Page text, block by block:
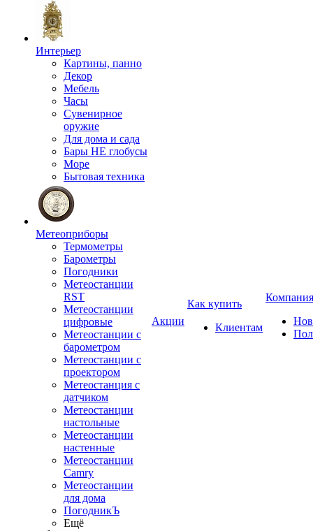
Интерьер
Картины, панно
Декор
Мебель
Часы
Сувенирное
оружие
Для дома и сада
Бары НЕ глобусы
Море
Бытовая техника
Метеоприборы
Термометры
Барометры
Погодники
Метеостанции
RST
Метеостанции
цифровые
Метеостанции с
барометром
Метеостанции с
проектором
Метеостанция с
датчиком
Метеостанции
настольные
Метеостанции
настенные
Метеостанции
Camry
Метеостанции
для дома
ПогодникЪ
Ещё
Акции
Как купить
Клиентам
Компания